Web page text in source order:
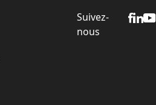
Suivez-
nous